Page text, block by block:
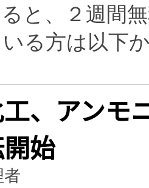
と、２週間
る方は以下
、アンモ
始
者